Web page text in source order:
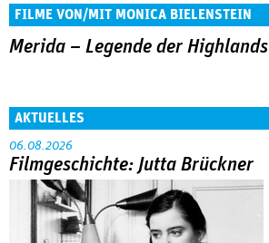
FILME VON/MIT MONICA BIELENSTEIN
Merida – Legende der Highlands
AKTUELLES
06.08.2026
Filmgeschichte: Jutta Brückner